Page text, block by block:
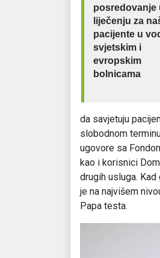
posredovanje
liječenju za
pacijente u
svjetskim i
evropskim
bolnicama
da savjetuju
slobodnom
ugovore sa
kao i korisnici
drugih usluga.
je na najvišem
Papa testa.